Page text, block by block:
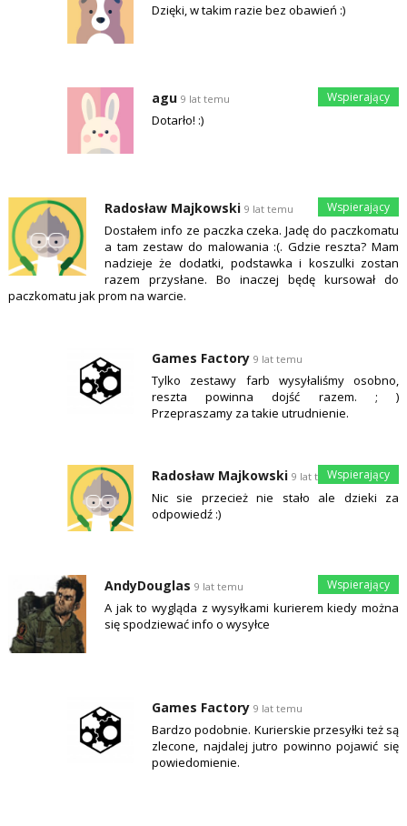
Dzięki, w takim razie bez obawień :)
agu 9 lat temu
Dotarło! :)
Radosław Majkowski 9 lat temu
Dostałem info ze paczka czeka. Jadę do paczkomatu
a tam zestaw do malowania :(. Gdzie reszta? Mam
nadzieje że dodatki, podstawka i koszulki zostan
razem przysłane. Bo inaczej będę kursował do
paczkomatu jak prom na warcie.
Games Factory 9 lat temu
Tylko zestawy farb wysyłaliśmy osobno,
reszta powinna dojść razem. ; )
Przepraszamy za takie utrudnienie.
Radosław Majkowski 9 lat temu
Nic sie przecież nie stało ale dzieki za
odpowiedź :)
AndyDouglas 9 lat temu
A jak to wygląda z wysyłkami kurierem kiedy można
się spodziewać info o wysyłce
Games Factory 9 lat temu
Bardzo podobnie. Kurierskie przesyłki też są
zlecone, najdalej jutro powinno pojawić się
powiedomienie.